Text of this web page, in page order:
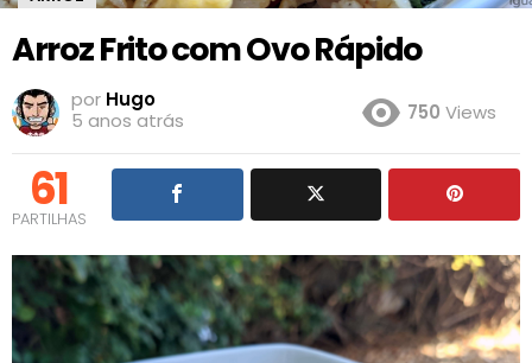
Arroz Frito com Ovo Rápido
por Hugo
5 anos atrás
750 Views
61
PARTILHAS